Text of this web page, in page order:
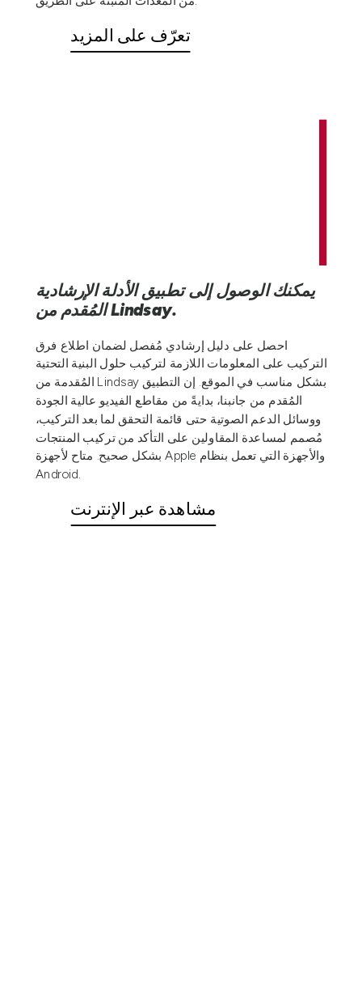
تعرّف على المزيد
يمكنك الوصول إلى تطبيق الأدلة الإرشادية
المُقدم من Lindsay.
احصل على دليل إرشادي مُفصل لضمان اطلاع فرق
التركيب على المعلومات اللازمة لتركيب حلول البنية التحتية
المُقدمة من Lindsay بشكل مناسب في الموقع. إن التطبيق
المُقدم من جانبنا، بدايةً من مقاطع الفيديو عالية الجودة
ووسائل الدعم الصوتية حتى قائمة التحقق لما بعد التركيب،
مُصمم لمساعدة المقاولين على التأكد من تركيب المنتجات
بشكل صحيح. متاح لأجهزة Apple والأجهزة التي تعمل بنظام
Android.
مشاهدة عبر الإنترنت